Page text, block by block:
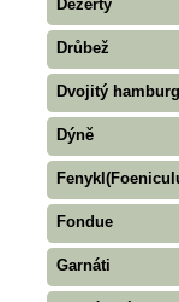
Dezerty
Drůbež
Dvojitý
Dýně
Fondue
Garnáti